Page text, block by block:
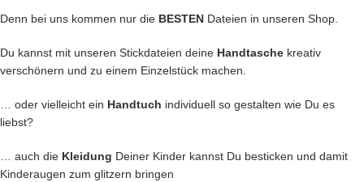
Denn bei uns kommen nur die BESTEN Dateien in unseren Shop.
Du kannst mit unseren Stickdateien deine Handtasche kreativ
verschönern und zu einem Einzelstück machen.
… oder vielleicht ein Handtuch individuell so gestalten wie Du es
liebst?
… auch die Kleidung Deiner Kinder kannst Du besticken und damit
Kinderaugen zum glitzern bringen